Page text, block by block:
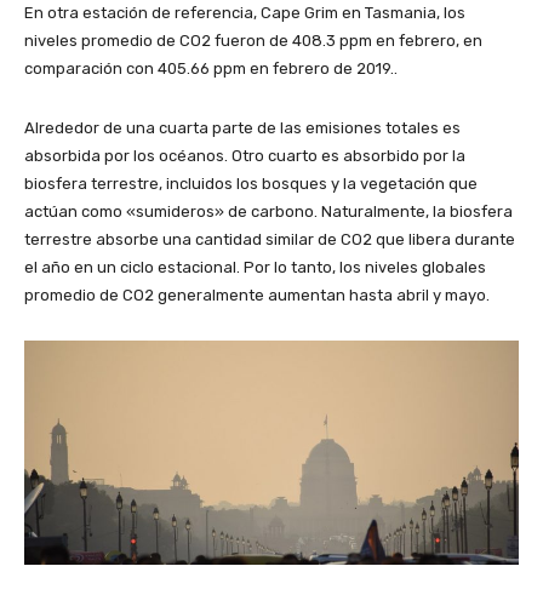
En otra estación de referencia, Cape Grim en Tasmania, los
niveles promedio de CO2 fueron de 408.3 ppm en febrero, en
comparación con 405.66 ppm en febrero de 2019..
Alrededor de una cuarta parte de las emisiones totales es
absorbida por los océanos. Otro cuarto es absorbido por la
biosfera terrestre, incluidos los bosques y la vegetación que
actúan como «sumideros» de carbono. Naturalmente, la biosfera
terrestre absorbe una cantidad similar de CO2 que libera durante
el año en un ciclo estacional. Por lo tanto, los niveles globales
promedio de CO2 generalmente aumentan hasta abril y mayo.